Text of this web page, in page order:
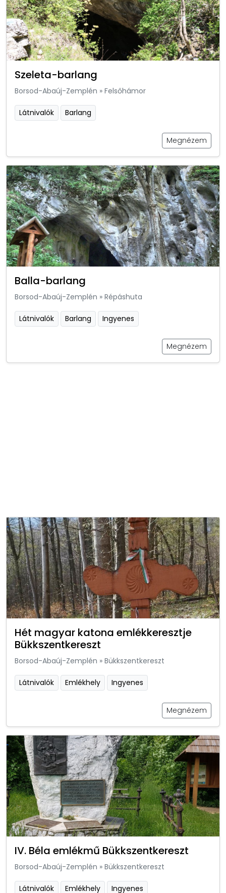
Szeleta-barlang
Borsod-Abaúj-Zemplén » Felsőhámor
Látnivalók Barlang
Megnézem
Balla-barlang
Borsod-Abaúj-Zemplén » Répáshuta
Látnivalók Barlang Ingyenes
Megnézem
Hét magyar katona emlékkeresztje
Bükkszentkereszt
Borsod-Abaúj-Zemplén » Bükkszentkereszt
Látnivalók Emlékhely Ingyenes
Megnézem
IV. Béla emlékmű Bükkszentkereszt
Borsod-Abaúj-Zemplén » Bükkszentkereszt
Látnivalók Emlékhely Ingyenes